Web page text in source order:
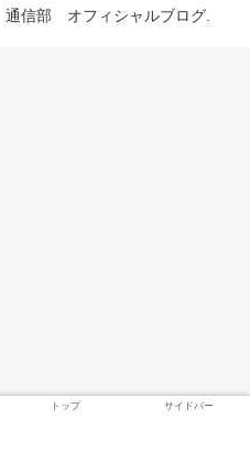
信部 オフィシャルブログ.
トップ サイドバー